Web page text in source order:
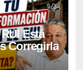
Está
Corregirla